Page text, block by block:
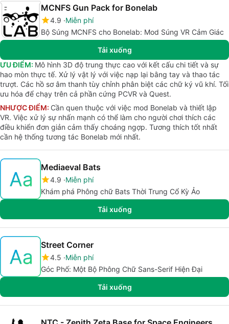
MCNFS Gun Pack for Bonelab
4.9 Miễn phí
Bộ Súng MCNFS cho Bonelab: Mod Súng VR Cảm Giác
Tải xuống
ƯU ĐIỂM: Mô hình 3D độ trung thực cao với kết cấu chi tiết và sự
hao mòn thực tế. Xử lý vật lý với việc nạp lại bằng tay và thao tác
trượt. Các hồ sơ âm thanh tùy chỉnh phân biệt các chữ ký vũ khí. Tối
ưu hóa để chạy trên cả phần cứng PCVR và Quest.
NHƯỢC ĐIỂM: Cần quen thuộc với việc mod Bonelab và thiết lập
VR. Việc xử lý sự nhấn mạnh có thể làm cho người chơi thích các
điều khiển đơn giản cảm thấy choáng ngợp. Tương thích tốt nhất
cần hệ thống tương tác Bonelab mới nhất.
Mediaeval Bats
4.9 Miễn phí
Khám phá Phông chữ Bats Thời Trung Cổ Kỳ Ảo
Tải xuống
Street Corner
4.5 Miễn phí
Góc Phố: Một Bộ Phông Chữ Sans-Serif Hiện Đại
Tải xuống